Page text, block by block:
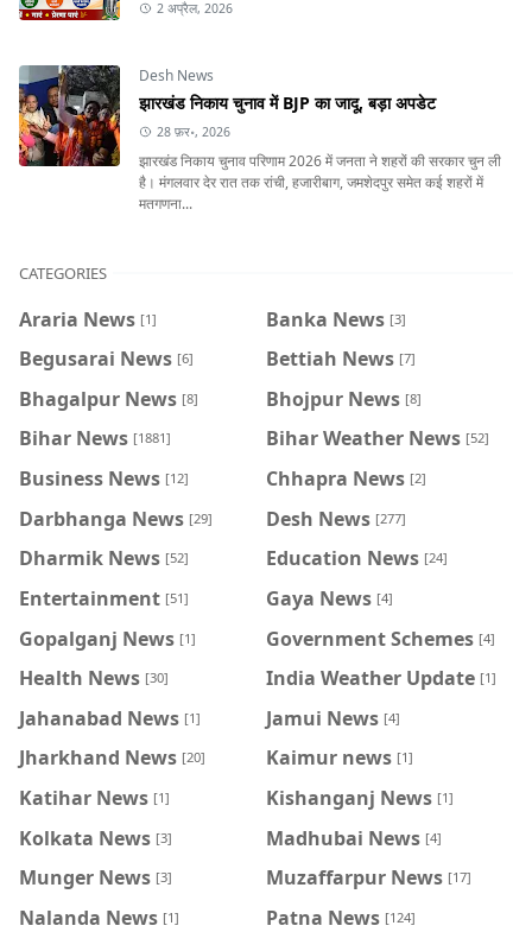
2 अप्रैल, 2026
Desh News
झारखंड निकाय चुनाव में BJP का जादू, बड़ा अपडेट
28 फ़र॰, 2026
झारखंड निकाय चुनाव परिणाम 2026 में जनता ने शहरों की सरकार चुन ली
है। मंगलवार देर रात तक रांची, हजारीबाग, जमशेदपुर समेत कई शहरों में
मतगणना...
CATEGORIES
Araria News [1] Banka News [3]
Begusarai News [6] Bettiah News [7]
Bhagalpur News [8] Bhojpur News [8]
Bihar News [1881] Bihar Weather News [52]
Business News [12] Chhapra News [2]
Darbhanga News [29] Desh News [277]
Dharmik News [52] Education News [24]
Entertainment [51] Gaya News [4]
Gopalganj News [1] Government Schemes [4]
Health News [30] India Weather Update [1]
Jahanabad News [1] Jamui News [4]
Jharkhand News [20] Kaimur news [1]
Katihar News [1] Kishanganj News [1]
Kolkata News [3] Madhubai News [4]
Munger News [3] Muzaffarpur News [17]
Nalanda News [1] Patna News [124]